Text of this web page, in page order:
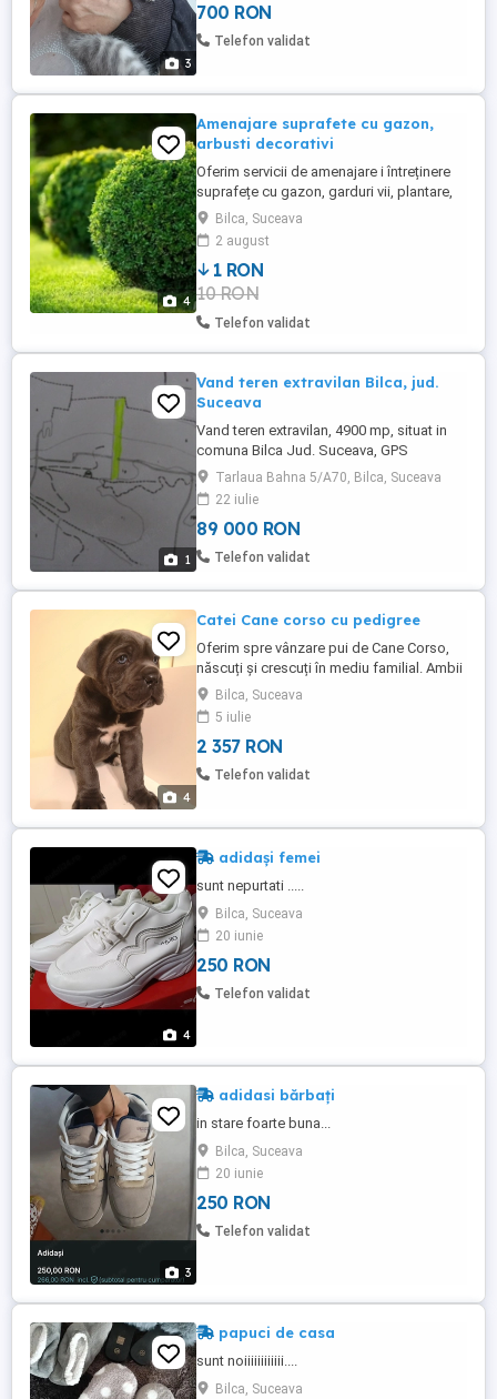
3
700 RON
Telefon validat
4
Amenajare suprafete cu gazon,
arbusti decorativi
Oferim servicii de amenajare i întreținere
suprafețe cu gazon, garduri vii, plantare,
toaletare și tratamente fitosanitare arbuști,
tuia, buxus, euonymus, etc
Bilca, Suceava
2 august
1 RON
10 RON
Telefon validat
1
Vand teren extravilan Bilca, jud.
Suceava
Vand teren extravilan, 4900 mp, situat in
comuna Bilca Jud. Suceava, GPS
47.923596 25.724260. Terenul este in
vecinatatea unui canal cu apa si a
drumului de acces.
Tarlaua Bahna 5/A70, Bilca, Suceava
22 iulie
89 000 RON
Telefon validat
4
Catei Cane corso cu pedigree
Oferim spre vânzare pui de Cane Corso,
născuți și crescuți în mediu familial. Ambii
părinți sunt deținuți de noi, au pedigree
Fédération Cynologique Internationale
(FCI), drept de reproducere și pot fi văzuți
oricând. Puii vor avea pedigree FCI si
carnet de performanță Deparazitare
Bilca, Suceava
5 iulie
2 357 RON
Telefon validat
4
adidași femei
sunt nepurtati .....
Bilca, Suceava
20 iunie
250 RON
Telefon validat
3
adidasi bărbați
in stare foarte buna...
Bilca, Suceava
20 iunie
250 RON
Telefon validat
papuci de casa
sunt noiiiiiiiiiiii....
Bilca, Suceava